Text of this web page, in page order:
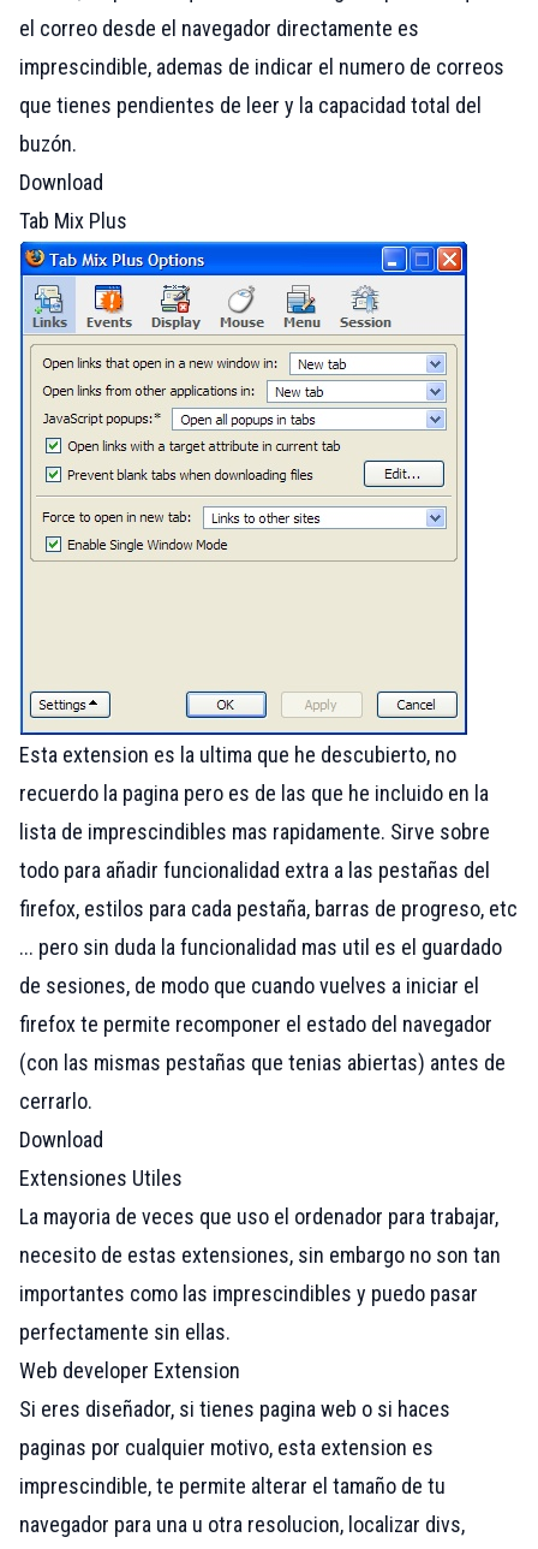
el correo desde el navegador directamente es
imprescindible, ademas de indicar el numero de correos
que tienes pendientes de leer y la capacidad total del
buzón.
Download
Tab Mix Plus
Esta extension es la ultima que he descubierto, no
recuerdo la pagina pero es de las que he incluido en la
lista de imprescindibles mas rapidamente. Sirve sobre
todo para añadir funcionalidad extra a las pestañas del
firefox, estilos para cada pestaña, barras de progreso, etc
... pero sin duda la funcionalidad mas util es el guardado
de sesiones, de modo que cuando vuelves a iniciar el
firefox te permite recomponer el estado del navegador
(con las mismas pestañas que tenias abiertas) antes de
cerrarlo.
Download
Extensiones Utiles
La mayoria de veces que uso el ordenador para trabajar,
necesito de estas extensiones, sin embargo no son tan
importantes como las imprescindibles y puedo pasar
perfectamente sin ellas.
Web developer Extension
Si eres diseñador, si tienes pagina web o si haces
paginas por cualquier motivo, esta extension es
imprescindible, te permite alterar el tamaño de tu
navegador para una u otra resolucion, localizar divs,